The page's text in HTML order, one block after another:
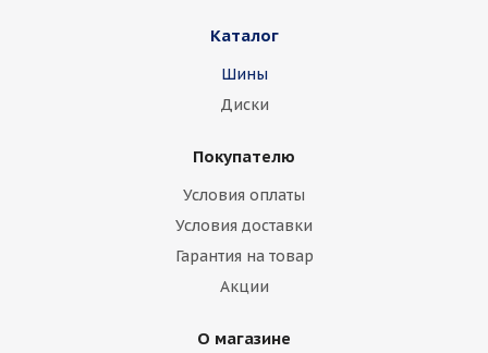
Каталог
Шины
Диски
Покупателю
Условия оплаты
Условия доставки
Гарантия на товар
Акции
О магазине